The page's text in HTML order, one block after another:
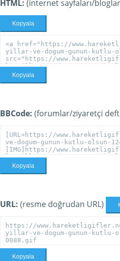
HTML: (internet sayfaları/
Kopyala
Kopyala
BBCode: (forumlar/ziyaretçi
Kopyala
URL: (resme doğrudan URL)
Kopyala